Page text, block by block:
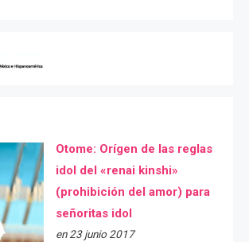
Otome: Orígen de las reglas
idol del «renai kinshi»
(prohibición del amor) para
señoritas idol
en 23 junio 2017